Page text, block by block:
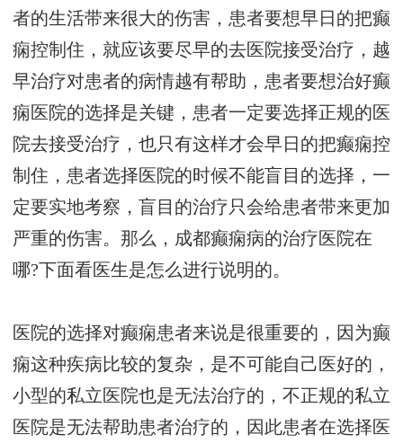
者的生活带来很大的伤害，患者要想早日的把癫
痫控制住，就应该要尽早的去医院接受治疗，越
早治疗对患者的病情越有帮助，患者要想治好癫
痫医院的选择是关键，患者一定要选择正规的医
院去接受治疗，也只有这样才会早日的把癫痫控
制住，患者选择医院的时候不能盲目的选择，一
定要实地考察，盲目的治疗只会给患者带来更加
严重的伤害。那么，成都癫痫病的治疗医院在
哪?下面看医生是怎么进行说明的。
医院的选择对癫痫患者来说是很重要的，因为癫
痫这种疾病比较的复杂，是不可能自己医好的，
小型的私立医院也是无法治疗的，不正规的私立
医院是无法帮助患者治疗的，因此患者在选择医